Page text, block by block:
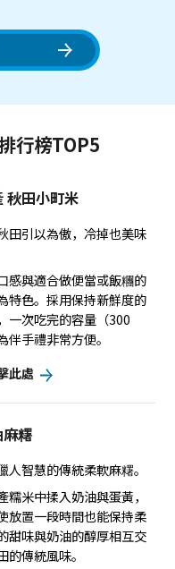
行榜TOP5
秋田小町米
田引以為傲，冷掉也美味
感與適合做便當或飯糰的
特色。採用保持新鮮度的
一次吃完的容量（300
伴手禮非常方便。
此處
糬
人智慧的傳統柔軟麻糬。
糯米中揉入奶油與蛋黃，
放置一段時間也能保持柔
甜味與奶油的醇厚相互交
的傳統風味。